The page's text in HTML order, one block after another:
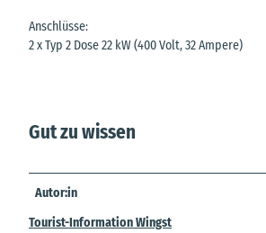
Anschlüsse:
2 x Typ 2 Dose 22 kW (400 Volt, 32 Ampere)
Gut zu wissen
Autor:in
Tourist-Information Wingst